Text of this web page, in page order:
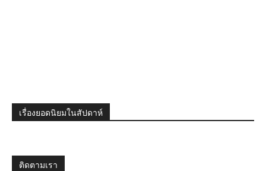
เรื่องยอดนิยมในสัปดาห์
ติดตามเรา